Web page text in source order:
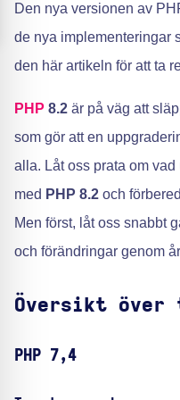
Den nya versionen av
de nya implementeringar
den här artikeln för att ta
PHP 8.2 är på väg att
som gör att en
alla. Låt oss prata om
med PHP 8.2 och
Men först, låt oss snabbt
och förändringar genom
Översikt över
PHP 7,4